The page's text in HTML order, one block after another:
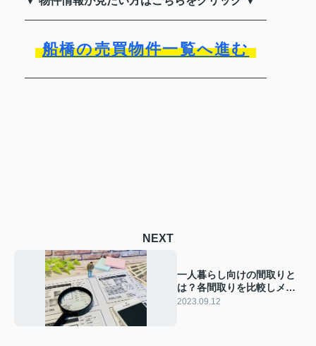
船橋の売買物件一覧へ進む
NEXT
一人暮らし向けの間取りと
は？各間取りを比較しメリ
ットやデメリットを解説
2023.09.12